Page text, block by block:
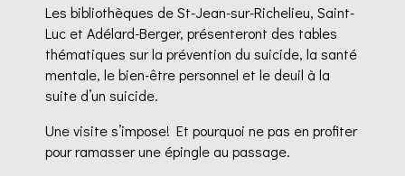
Les bibliothèques de St-Jean-sur-Richelieu, Saint-
Luc et Adélard-Berger, présenteront des tables
thématiques sur la prévention du suicide, la santé
mentale, le bien-être personnel et le deuil à la
suite d’un suicide.
Une visite s’impose! Et pourquoi ne pas en profiter
pour ramasser une épingle au passage.